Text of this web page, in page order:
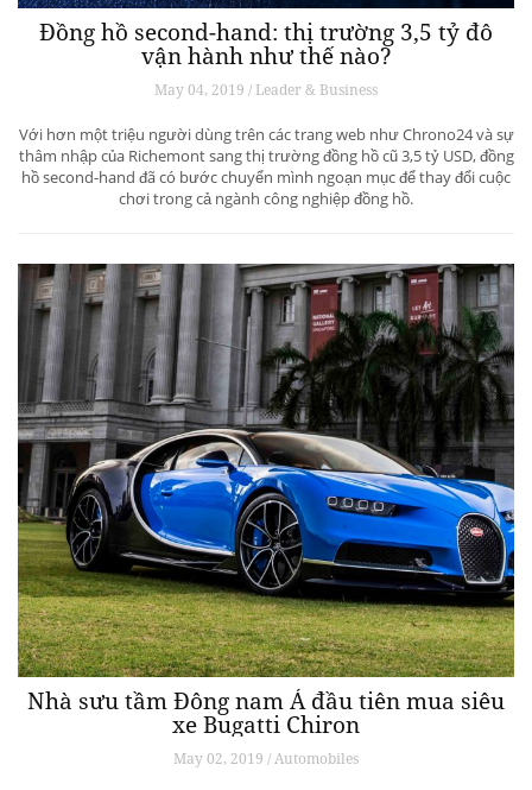
Đồng hồ second-hand: thị trường 3,5 tỷ đô
vận hành như thế nào?
May 04, 2019 / Leader & Business
Với hơn một triệu người dùng trên các trang web như Chrono24 và sự
thâm nhập của Richemont sang thị trường đồng hồ cũ 3,5 tỷ USD, đồng
hồ second-hand đã có bước chuyển mình ngoạn mục để thay đổi cuộc
chơi trong cả ngành công nghiệp đồng hồ.
Nhà sưu tầm Đông nam Á đầu tiên mua siêu
xe Bugatti Chiron
May 02, 2019 / Automobiles